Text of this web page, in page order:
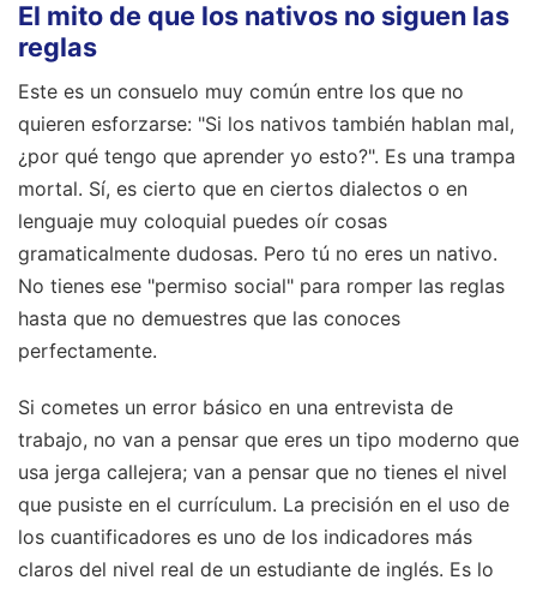
El mito de que los nativos no siguen las
reglas
Este es un consuelo muy común entre los que no
quieren esforzarse: "Si los nativos también hablan mal,
¿por qué tengo que aprender yo esto?". Es una trampa
mortal. Sí, es cierto que en ciertos dialectos o en
lenguaje muy coloquial puedes oír cosas
gramaticalmente dudosas. Pero tú no eres un nativo.
No tienes ese "permiso social" para romper las reglas
hasta que no demuestres que las conoces
perfectamente.
Si cometes un error básico en una entrevista de
trabajo, no van a pensar que eres un tipo moderno que
usa jerga callejera; van a pensar que no tienes el nivel
que pusiste en el currículum. La precisión en el uso de
los cuantificadores es uno de los indicadores más
claros del nivel real de un estudiante de inglés. Es lo